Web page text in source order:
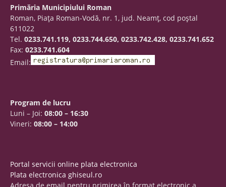
Primăria Municipiului Roman
Roman, Piaţa Roman-Vodă, nr. 1, jud. Neamţ, cod poştal
611022
Tel. 0233.741.119, 0233.744.650, 0233.742.428, 0233.741.652
Fax: 0233.741.604
Email:
Program de lucru
Luni – Joi: 08:00 – 16:30
Vineri: 08:00 – 14:00
Portal servicii online plata electronica
Plata electronica ghiseul.ro